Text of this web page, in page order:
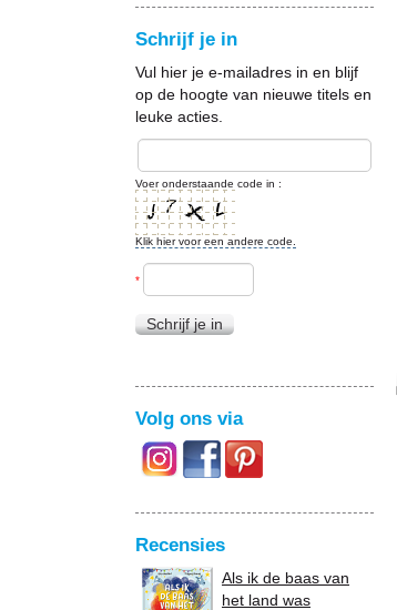
Schrijf je in
Vul hier je e-mailadres in en blijf
op de hoogte van nieuwe titels en
leuke acties.
Voer onderstaande code in :
Klik hier voor een andere code.
*
Schrijf je in
Volg ons via
Recensies
Als ik de baas van
het land was